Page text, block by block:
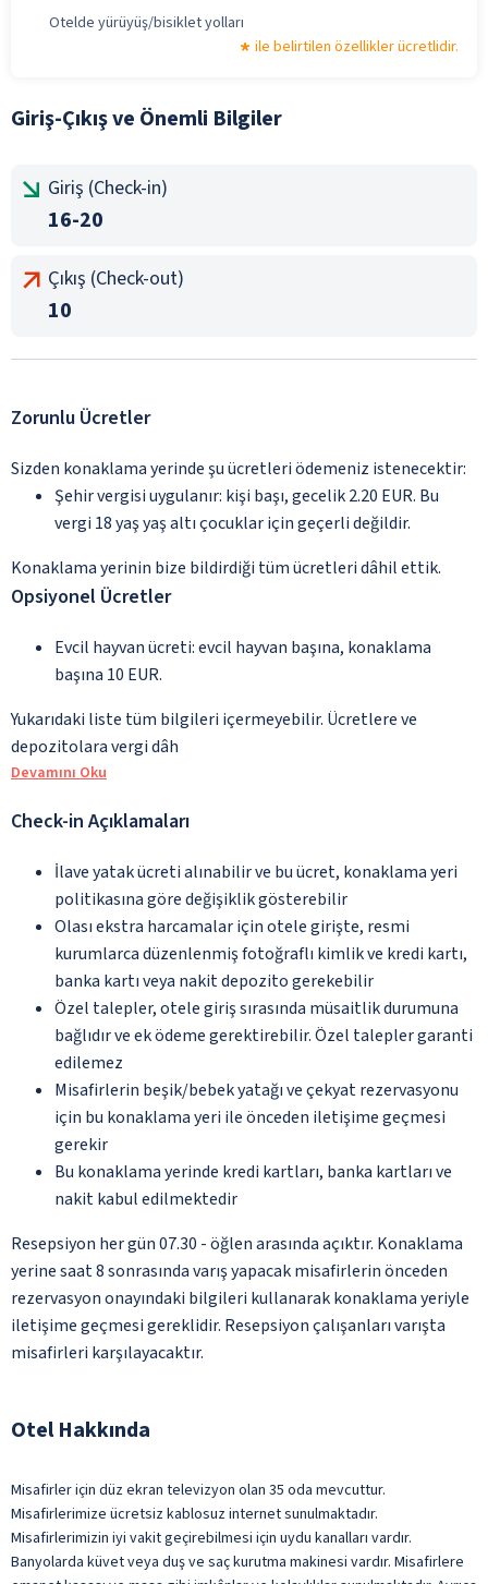
Otelde yürüyüş/bisiklet yolları
ile belirtilen özellikler ücretlidir.
Giriş-Çıkış ve Önemli Bilgiler
Giriş (Check-in)
16-20
Çıkış (Check-out)
10
Zorunlu Ücretler
Sizden konaklama yerinde şu ücretleri ödemeniz istenecektir:
Şehir vergisi uygulanır: kişi başı, gecelik 2.20 EUR. Bu
vergi 18 yaş yaş altı çocuklar için geçerli değildir.
Konaklama yerinin bize bildirdiği tüm ücretleri dâhil ettik.
Opsiyonel Ücretler
Evcil hayvan ücreti: evcil hayvan başına, konaklama
başına 10 EUR.
Yukarıdaki liste tüm bilgileri içermeyebilir. Ücretlere ve
depozitolara vergi dâh
Devamını Oku
Check-in Açıklamaları
İlave yatak ücreti alınabilir ve bu ücret, konaklama yeri
politikasına göre değişiklik gösterebilir
Olası ekstra harcamalar için otele girişte, resmi
kurumlarca düzenlenmiş fotoğraflı kimlik ve kredi kartı,
banka kartı veya nakit depozito gerekebilir
Özel talepler, otele giriş sırasında müsaitlik durumuna
bağlıdır ve ek ödeme gerektirebilir. Özel talepler garanti
edilemez
Misafirlerin beşik/bebek yatağı ve çekyat rezervasyonu
için bu konaklama yeri ile önceden iletişime geçmesi
gerekir
Bu konaklama yerinde kredi kartları, banka kartları ve
nakit kabul edilmektedir
Resepsiyon her gün 07.30 - öğlen arasında açıktır. Konaklama
yerine saat 8 sonrasında varış yapacak misafirlerin önceden
rezervasyon onayındaki bilgileri kullanarak konaklama yeriyle
iletişime geçmesi gereklidir. Resepsiyon çalışanları varışta
misafirleri karşılayacaktır.
Otel Hakkında
Misafirler için düz ekran televizyon olan 35 oda mevcuttur.
Misafirlerimize ücretsiz kablosuz internet sunulmaktadır.
Misafirlerimizin iyi vakit geçirebilmesi için uydu kanalları vardır.
Banyolarda küvet veya duş ve saç kurutma makinesi vardır. Misafirlere